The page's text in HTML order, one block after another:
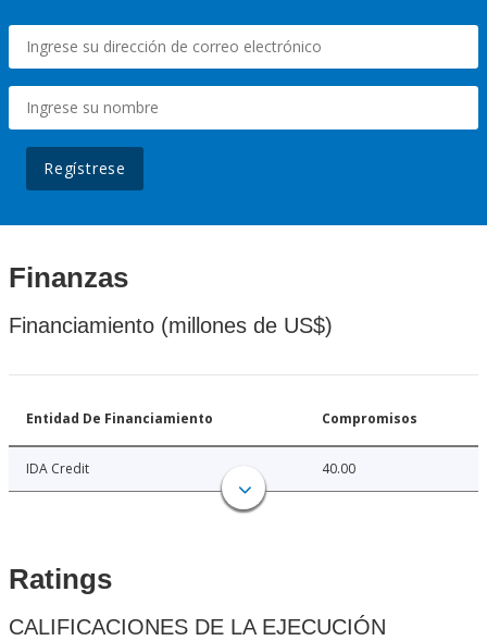
Regístrese
Finanzas
Financiamiento (millones de US$)
Entidad De Financiamiento Compromisos
IDA Credit 40.00
Ratings
CALIFICACIONES DE LA EJECUCIÓN